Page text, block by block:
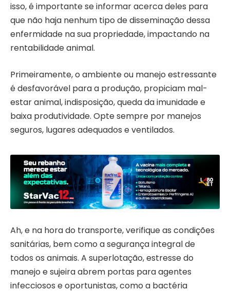
isso, é importante se informar acerca deles para
que não haja nenhum tipo de disseminação dessa
enfermidade na sua propriedade, impactando na
rentabilidade animal.
Primeiramente, o ambiente ou manejo estressante
é desfavorável para a produção, propiciam mal-
estar animal, indisposição, queda da imunidade e
baixa produtividade. Opte sempre por manejos
seguros, lugares adequados e ventilados.
Ah, e na hora do transporte, verifique as condições
sanitárias, bem como a segurança integral de
todos os animais. A superlotação, estresse do
manejo e sujeira abrem portas para agentes
infecciosos e oportunistas, como a bactéria